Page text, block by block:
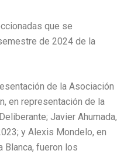
que se
de 2024 de la
de la Asociación
en representación de la
Javier Ahumada,
y Alexis Mondelo, en
Blanca, fueron los